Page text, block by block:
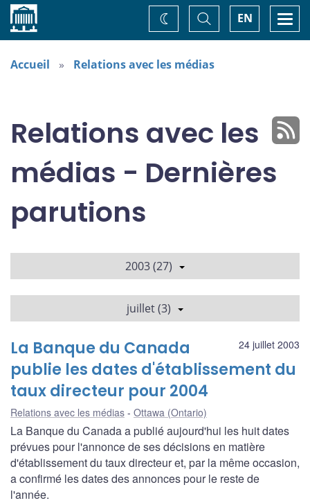
Accueil EN
Basculer
la
recherche
Changez
de
thème
Accueil Relations avec les médias
Relations avec les
médias - Dernières
parutions
2003 (27)
juillet (3)
24 juillet 2003
La Banque du Canada
publie les dates d'établissement du
taux directeur pour 2004
Relations avec les médias Ottawa (Ontario)
La Banque du Canada a publié aujourd'hui les huit dates
prévues pour l'annonce de ses décisions en matière
d'établissement du taux directeur et, par la même occasion,
a confirmé les dates des annonces pour le reste de
l'année.